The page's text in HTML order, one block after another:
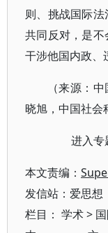
则、挑战国际
共同反对，是
干涉他国内政、
（来源：
晓旭，中国社会
进入专
本文责编：
发信站：爱思
栏目： 学术>